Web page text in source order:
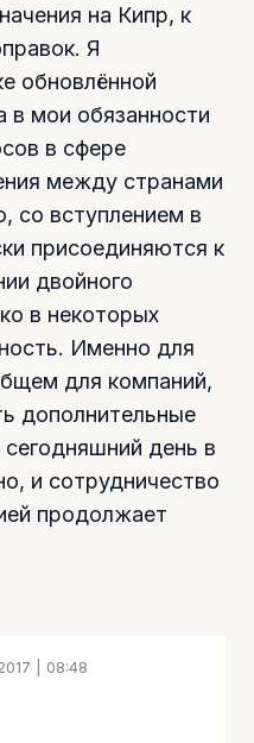
на Кипр, к
Я
обновлённой
в мои обязанности
в сфере
между странами
со вступлением в
присоединяются к
двойного
в некоторых
Именно для
для компаний,
дополнительные
день в
и сотрудничество
продолжает
| 08:48